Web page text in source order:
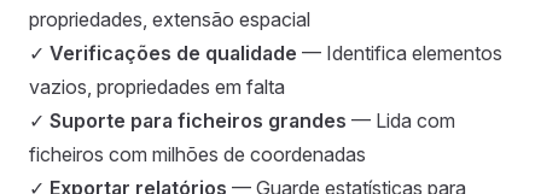
propriedades, extensão espacial
✓ Verificações de qualidade — Identifica elementos
vazios, propriedades em falta
✓ Suporte para ficheiros grandes — Lida com
ficheiros com milhões de coordenadas
✓ Exportar relatórios — Guarde estatísticas para